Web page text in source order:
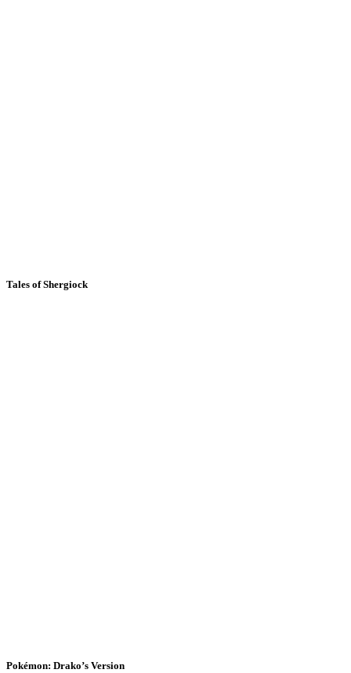
Tales of Shergiock
Pokémon: Drako’s Version